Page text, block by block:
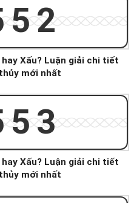
Xấu? Luận giải chi tiết
mới nhất
Xấu? Luận giải chi tiết
mới nhất